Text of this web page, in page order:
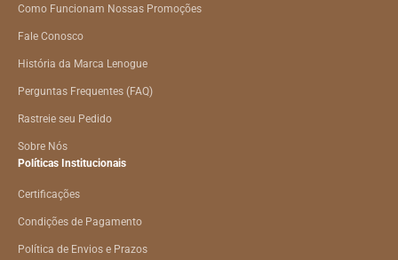
Como Funcionam Nossas Promoções
Fale Conosco
História da Marca Lenogue
Perguntas Frequentes (FAQ)
Rastreie seu Pedido
Sobre Nós
Políticas Institucionais
Certificações
Condições de Pagamento
Política de Envios e Prazos